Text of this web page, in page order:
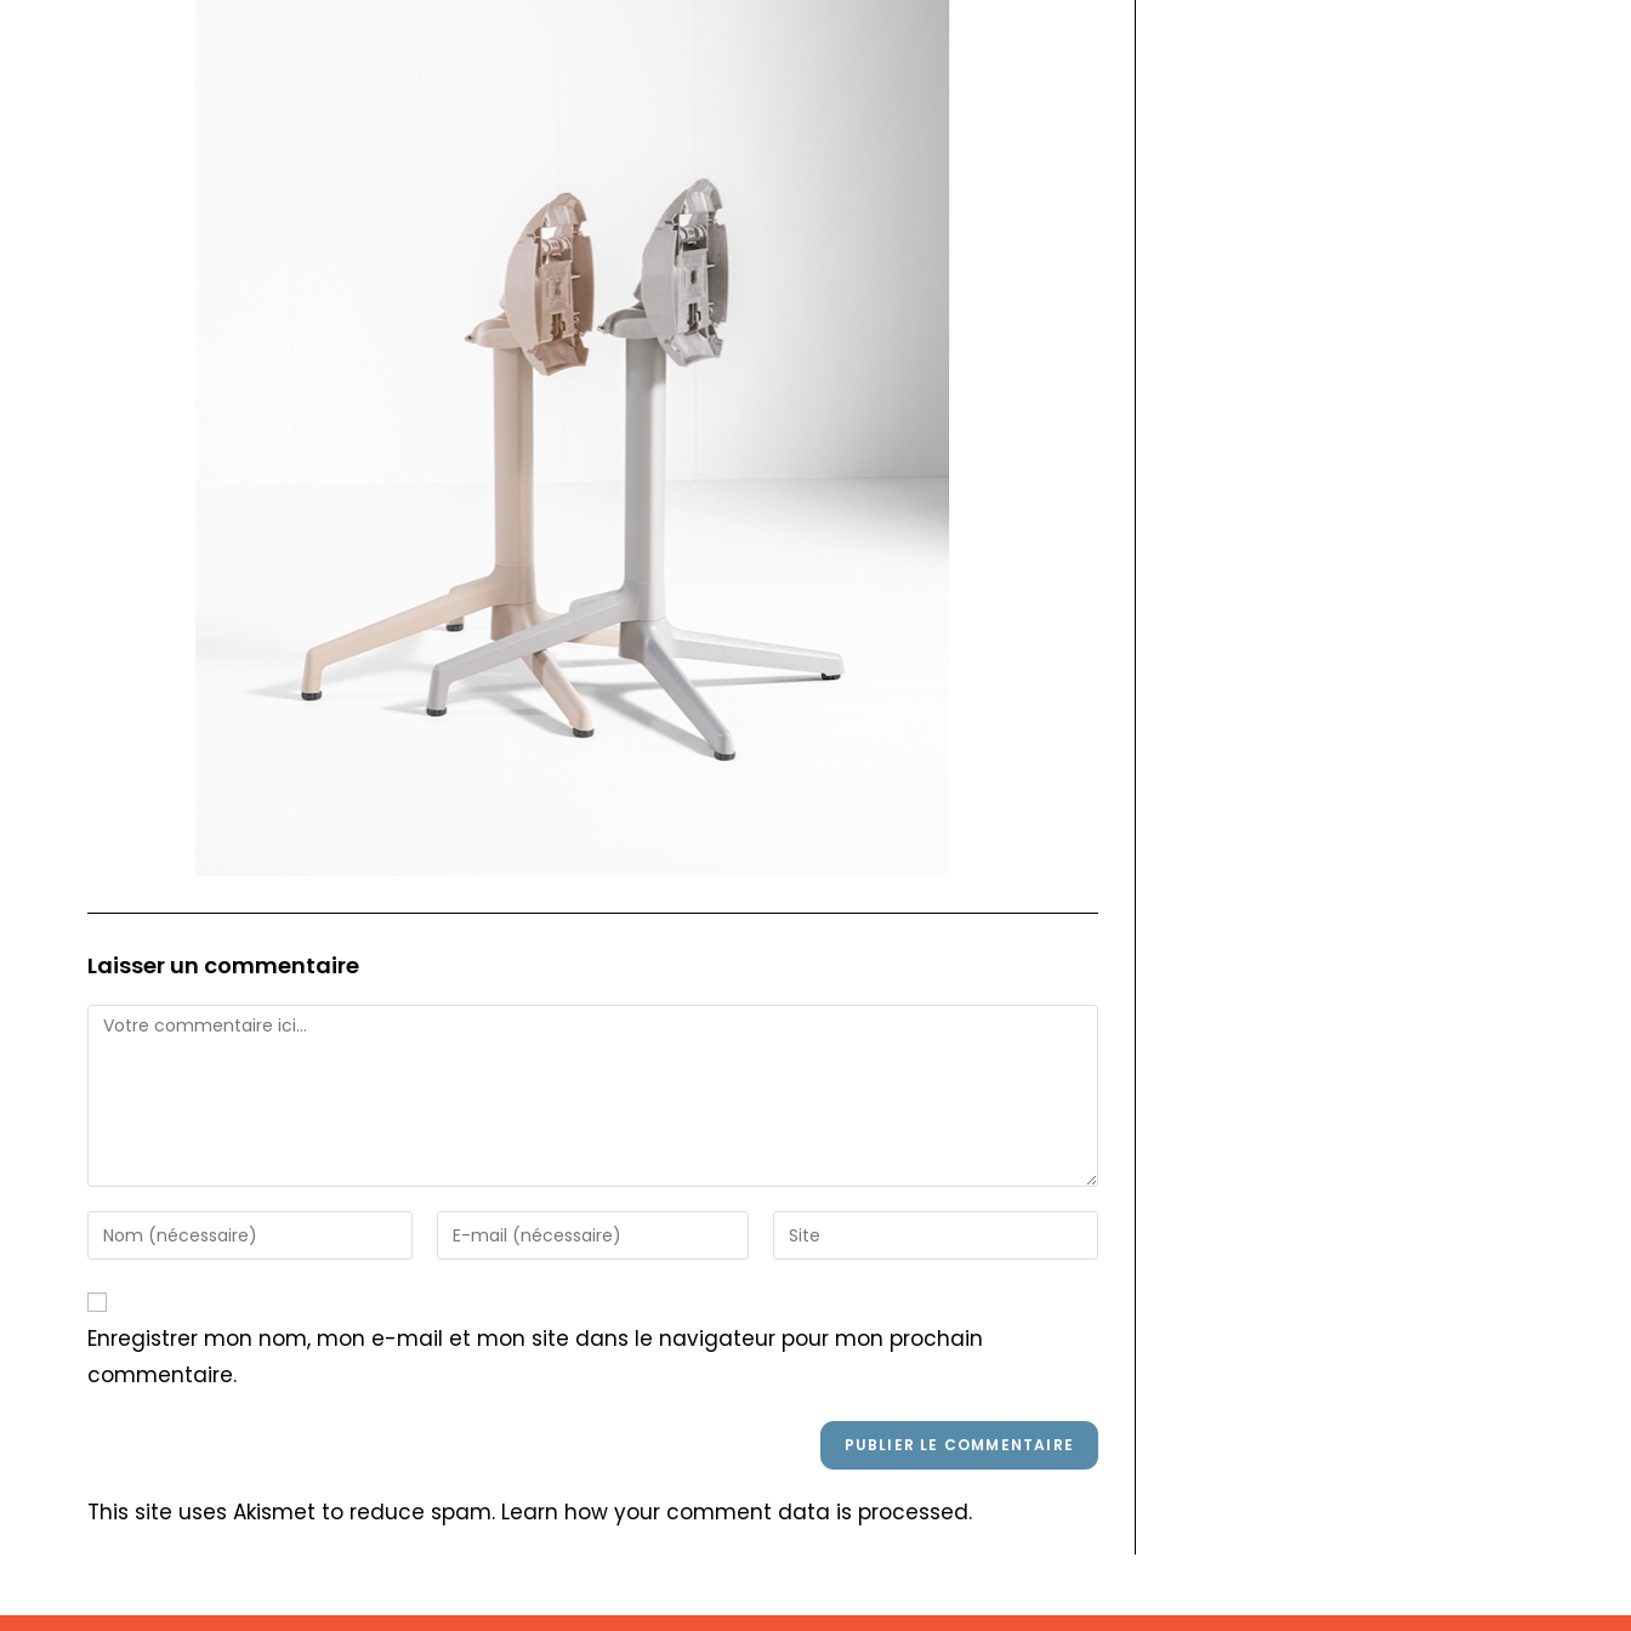
Laisser un commentaire
Comment
Enter
your
or
username
to
Enter
your
to
Saisir
l’URL
site
Enregistrer mon nom, mon e-mail et mon site dans le navigateur pour mon prochain
commentaire.
This site uses Akismet to reduce spam. Learn how your comment data is processed.